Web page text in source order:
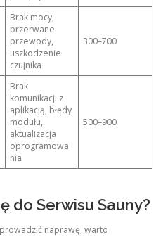
Brak mocy,
przerwane
przewody,
uszkodzenie
czujnika
300–700
Brak
komunikacji z
aplikacją, błędy
modułu,
aktualizacja
oprogramowa
nia
500–900
do Serwisu Sauny?
naprawę, warto